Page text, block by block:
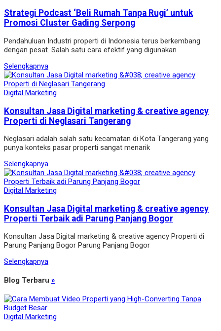
Strategi Podcast ‘Beli Rumah Tanpa Rugi’ untuk
Promosi Cluster Gading Serpong
Pendahuluan Industri properti di Indonesia terus berkembang
dengan pesat. Salah satu cara efektif yang digunakan
Selengkapnya
Digital Marketing
Konsultan Jasa Digital marketing & creative agency
Properti di Neglasari Tangerang
Neglasari adalah salah satu kecamatan di Kota Tangerang yang
punya konteks pasar properti sangat menarik
Selengkapnya
Digital Marketing
Konsultan Jasa Digital marketing & creative agency
Properti Terbaik adi Parung Panjang Bogor
Konsultan Jasa Digital marketing & creative agency Properti di
Parung Panjang Bogor Parung Panjang Bogor
Selengkapnya
Blog Terbaru »
Digital Marketing